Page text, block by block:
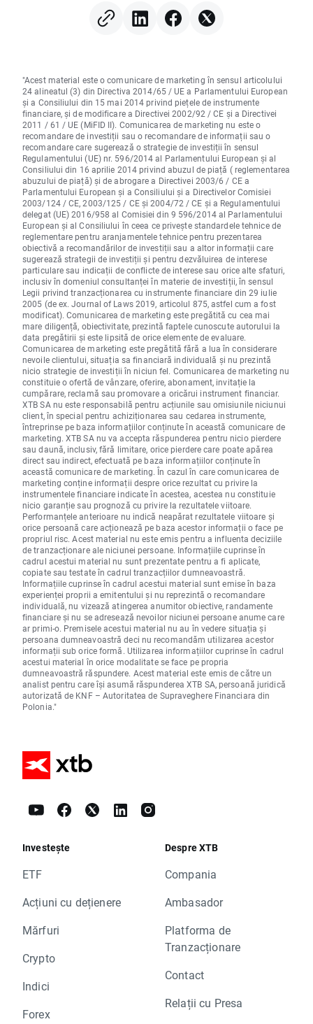
"Acest material este o comunicare de marketing în sensul articolului
24 alineatul (3) din Directiva 2014/65 / UE a Parlamentului European
și a Consiliului din 15 mai 2014 privind piețele de instrumente
financiare, și de modificare a Directivei 2002/92 / CE și a Directivei
2011 / 61 / UE (MiFID II). Comunicarea de marketing nu este o
recomandare de investiții sau o recomandare de informații sau o
recomandare care sugerează o strategie de investiții în sensul
Regulamentului (UE) nr. 596/2014 al Parlamentului European și al
Consiliului din 16 aprilie 2014 privind abuzul de piață ( reglementarea
abuzului de piață) și de abrogare a Directivei 2003/6 / CE a
Parlamentului European și a Consiliului și a Directivelor Comisiei
2003/124 / CE, 2003/125 / CE și 2004/72 / CE și a Regulamentului
delegat (UE) 2016/958 al Comisiei din 9 596/2014 al Parlamentului
European și al Consiliului în ceea ce privește standardele tehnice de
reglementare pentru aranjamentele tehnice pentru prezentarea
obiectivă a recomandărilor de investiții sau a altor informații care
sugerează strategii de investiții și pentru dezvăluirea de interese
particulare sau indicații de conflicte de interese sau orice alte sfaturi,
inclusiv în domeniul consultanței în materie de investiții, în sensul
Legii privind tranzacționarea cu instrumente financiare din 29 iulie
2005 (de ex. Journal of Laws 2019, articolul 875, astfel cum a fost
modificat). Comunicarea de marketing este pregătită cu cea mai
mare diligență, obiectivitate, prezintă faptele cunoscute autorului la
data pregătirii și este lipsită de orice elemente de evaluare.
Comunicarea de marketing este pregătită fără a lua în considerare
nevoile clientului, situația sa financiară individuală și nu prezintă
nicio strategie de investiții în niciun fel. Comunicarea de marketing nu
constituie o ofertă de vânzare, oferire, abonament, invitație la
cumpărare, reclamă sau promovare a oricărui instrument financiar.
XTB SA nu este responsabilă pentru acțiunile sau omisiunile niciunui
client, în special pentru achiziționarea sau cedarea instrumente,
întreprinse pe baza informațiilor conținute în această comunicare de
marketing. XTB SA nu va accepta răspunderea pentru nicio pierdere
sau daună, inclusiv, fără limitare, orice pierdere care poate apărea
direct sau indirect, efectuată pe baza informațiilor conținute în
această comunicare de marketing. În cazul în care comunicarea de
marketing conține informații despre orice rezultat cu privire la
instrumentele financiare indicate în acestea, acestea nu constituie
nicio garanție sau prognoză cu privire la rezultatele viitoare.
Performanțele anterioare nu indică neapărat rezultatele viitoare și
orice persoană care acționează pe baza acestor informații o face pe
propriul risc. Acest material nu este emis pentru a influenta deciziile
de tranzacționare ale niciunei persoane. Informațiile cuprinse în
cadrul acestui material nu sunt prezentate pentru a fi aplicate,
copiate sau testate în cadrul tranzacțiilor dumneavoastră.
Informațiile cuprinse în cadrul acestui material sunt emise în baza
experienței proprii a emitentului și nu reprezintă o recomandare
individuală, nu vizează atingerea anumitor obiective, randamente
financiare și nu se adresează nevoilor niciunei persoane anume care
ar primi-o. Premisele acestui material nu au în vedere situația și
persoana dumneavoastră deci nu recomandăm utilizarea acestor
informații sub orice formă. Utilizarea informațiilor cuprinse în cadrul
acestui material în orice modalitate se face pe propria
dumneavoastră răspundere. Acest material este emis de către un
analist pentru care își asumă răspunderea XTB SA, persoană juridică
autorizată de KNF – Autoritatea de Supraveghere Financiara din
Polonia."
Investește
ETF
Acțiuni cu dețienere
Mărfuri
Crypto
Indici
Forex
Despre XTB
Compania
Ambasador
Platforma de
Tranzacționare
Contact
Relații cu Presa